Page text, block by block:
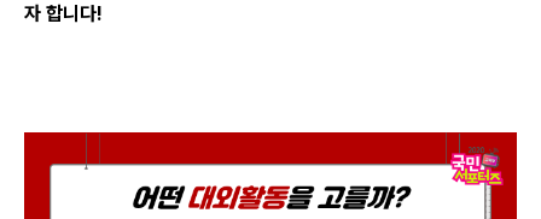
자 합니다!